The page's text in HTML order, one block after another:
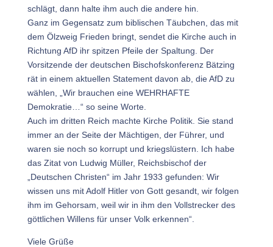
schlägt, dann halte ihm auch die andere hin.
Ganz im Gegensatz zum biblischen Täubchen, das mit
dem Ölzweig Frieden bringt, sendet die Kirche auch in
Richtung AfD ihr spitzen Pfeile der Spaltung. Der
Vorsitzende der deutschen Bischofskonferenz Bätzing
rät in einem aktuellen Statement davon ab, die AfD zu
wählen, „Wir brauchen eine WEHRHAFTE
Demokratie…“ so seine Worte.
Auch im dritten Reich machte Kirche Politik. Sie stand
immer an der Seite der Mächtigen, der Führer, und
waren sie noch so korrupt und kriegslüstern. Ich habe
das Zitat von Ludwig Müller, Reichsbischof der
„Deutschen Christen“ im Jahr 1933 gefunden: Wir
wissen uns mit Adolf Hitler von Gott gesandt, wir folgen
ihm im Gehorsam, weil wir in ihm den Vollstrecker des
göttlichen Willens für unser Volk erkennen“.
Viele Grüße